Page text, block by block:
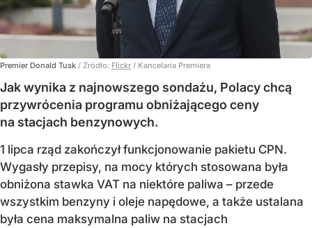
Premier Donald Tusk / Źródło: Flickr / Kancelaria Premiera
Jak wynika z najnowszego sondażu, Polacy chcą
przywrócenia programu obniżającego ceny
na stacjach benzynowych.
1 lipca rząd zakończył funkcjonowanie pakietu CPN.
Wygasły przepisy, na mocy których stosowana była
obniżona stawka VAT na niektóre paliwa – przede
wszystkim benzyny i oleje napędowe, a także ustalana
była cena maksymalna paliw na stacjach